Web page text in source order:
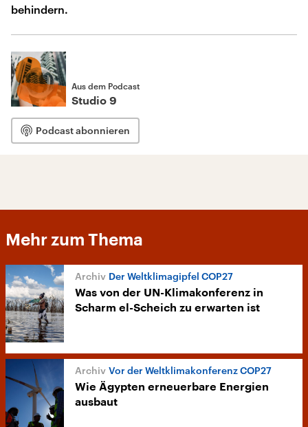
behindern.
Aus dem Podcast
Studio 9
Podcast abonnieren
Mehr zum Thema
Der Weltklimagipfel COP27
Was von der UN-Klimakonferenz in
Scharm el-Scheich zu erwarten ist
Vor der Weltklimakonferenz COP27
Wie Ägypten erneuerbare Energien
ausbaut